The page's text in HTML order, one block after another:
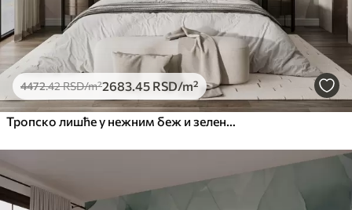
4472.42RSD/m²2683 .45 RSD/m²